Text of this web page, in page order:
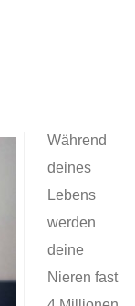
Während
deines
Lebens
werden
deine
Nieren fast